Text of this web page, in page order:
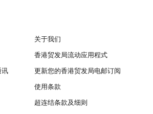
关于我们
香港贸发局流动应用程式
讯 更新您的香港贸发局电邮订阅
使用条款
超连结条款及细则